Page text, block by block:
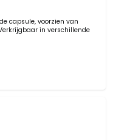
capsule, voorzien van
in verschillende